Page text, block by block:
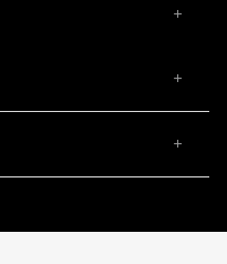
+
+
+